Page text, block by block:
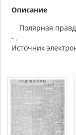
Описание
Полярная
- .
Источник